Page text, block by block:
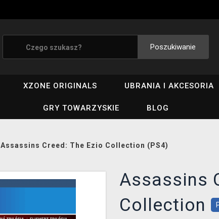
Poszukiwanie
XZONE ORIGINALS UBRANIA I AKCESORIA
GRY TOWARZYSKIE BLOG
Assassins Creed: The Ezio Collection (PS4)
Assassins
Collection